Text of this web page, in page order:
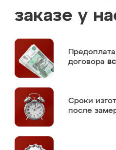
заказе у
Предоплата
договора
Сроки
после